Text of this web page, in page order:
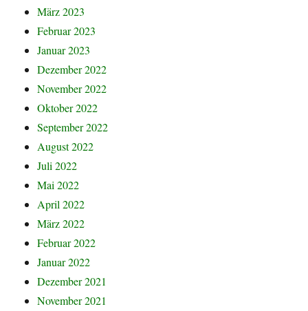
März 2023
Februar 2023
Januar 2023
Dezember 2022
November 2022
Oktober 2022
September 2022
August 2022
Juli 2022
Mai 2022
April 2022
März 2022
Februar 2022
Januar 2022
Dezember 2021
November 2021